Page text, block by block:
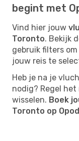
begint met
Vind hier jouw
Toronto. Bekijk
gebruik filters
jouw reis te
Heb je na je
nodig? Regel
wisselen. Boek
Toronto op